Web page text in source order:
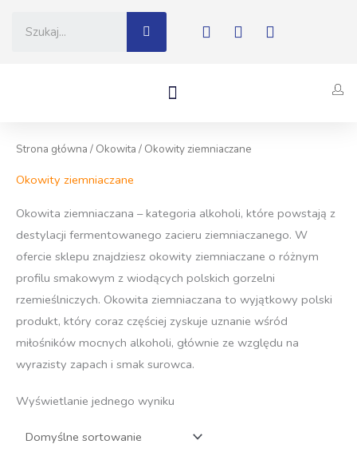
F
a
I
n
m
Y
o
Szukaj
Menu
Strona główna / Okowita / Okowity ziemniaczane
Okowity ziemniaczane
Okowita ziemniaczana – kategoria alkoholi, które powstają z
destylacji fermentowanego zacieru ziemniaczanego. W
ofercie sklepu znajdziesz okowity ziemniaczane o różnym
profilu smakowym z wiodących polskich gorzelni
rzemieślniczych. Okowita ziemniaczana to wyjątkowy polski
produkt, który coraz częściej zyskuje uznanie wśród
miłośników mocnych alkoholi, głównie ze względu na
wyrazisty zapach i smak surowca.
Wyświetlanie jednego wyniku